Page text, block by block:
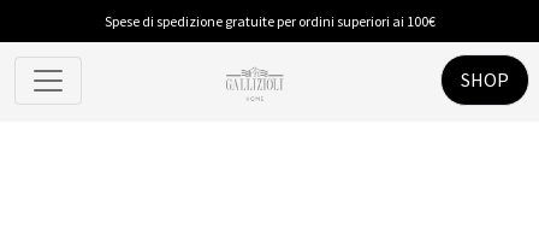
Spese di spedizione gratuite per ordini superiori ai 100€
SHOP